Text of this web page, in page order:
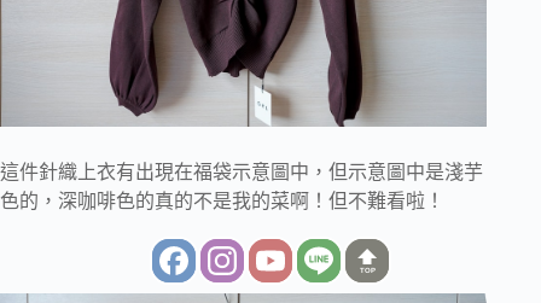
這件針織上衣有出現在福袋示意圖中，但示意圖中是淺芋
色的，深咖啡色的真的不是我的菜啊！但不難看啦！
TOP